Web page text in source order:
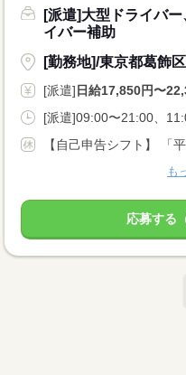
[派遣]大型ドライバ
イバー補助
[勤務地]/東京都葛飾
[派遣] 日給17,850円〜
[派遣]09:00〜21:00、
も
応募する